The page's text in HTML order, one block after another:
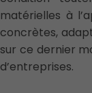
matérielles à
concrètes,
sur ce dernier
d’entreprises.